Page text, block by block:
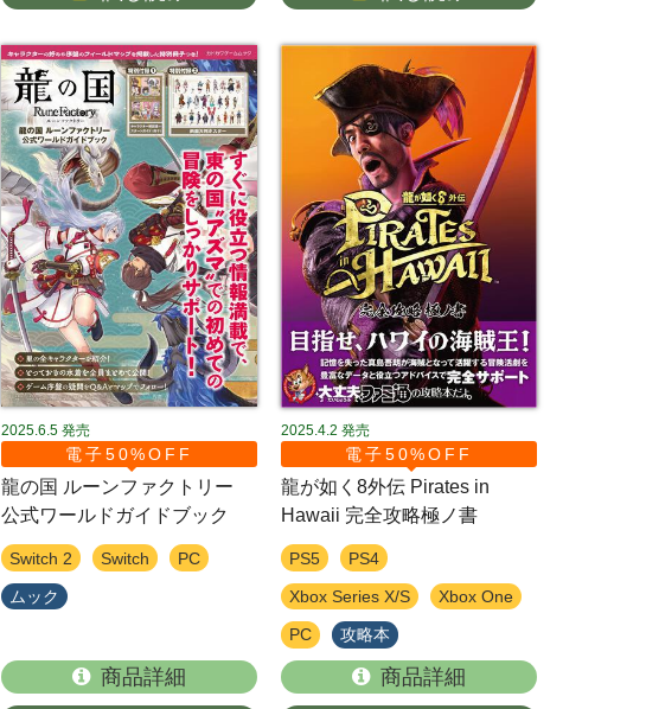
2025.6.5 発売
電子50%OFF
龍の国 ルーンファクトリー
公式ワールドガイドブック
Switch 2 Switch PC
ムック
商品詳細
2025.4.2 発売
電子50%OFF
龍が如く8外伝 Pirates in
Hawaii 完全攻略極ノ書
PS5 PS4
Xbox Series X/S Xbox One
PC 攻略本
商品詳細